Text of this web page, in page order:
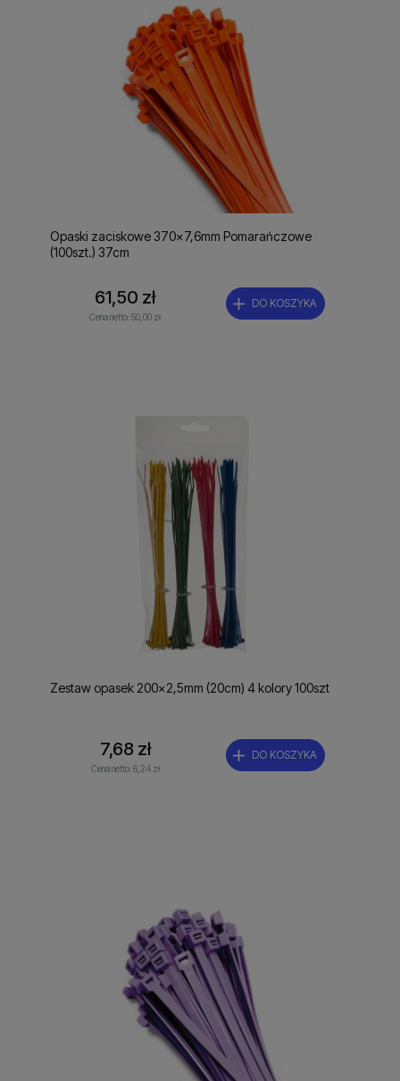
Opaski zaciskowe 370x7,6mm Pomarańczowe
(100szt.) 37cm
61,50 zł
Cena netto:50,00 zł
DO KOSZYKA
Zestaw opasek 200x2,5mm (20cm) 4 kolory 100szt
7,68 zł
Cena netto:6,24 zł
DO KOSZYKA